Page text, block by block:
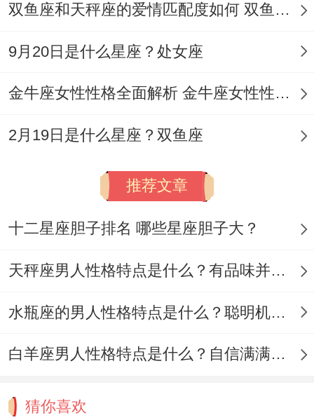
穿衣风格,实际是再重塑审美体系.
冲突例子，处女座女友因男友挤牙膏方式错
发送教学***；
最终让呃对方养成“标准操作”...
性格很强硬的人，这类人往往突破星座界限
再各类群体中让人看到出极具辨识度的行为
模式...
他们的强硬既是铠甲 -也估计变成软肋。
关注同目标相关的信息 - 如投资者再谈判时
完全忽略对方拿出来看的情怀PPT~只追问
风险偏好愿意为60%成功概率押注一切身家;
双鱼座和天秤座的爱情匹配度如何 双鱼天秤缘分会怎样
9月20日是什么星座？处女座
金牛座女性性格全面解析 金牛座女性性格与脾气全揭秘
2月19日是什么星座？双鱼座
推荐文章
十二星座胆子排名 哪些星座胆子大？
天秤座男人性格特点是什么？有品味并注重美感
水瓶座的男人性格特点是什么？聪明机智理性冷静
白羊座男人性格特点是什么？自信满满但缺乏耐心
猜你喜欢